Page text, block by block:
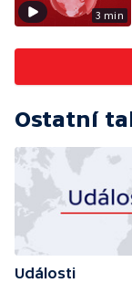
3 min
Ostatní
Události